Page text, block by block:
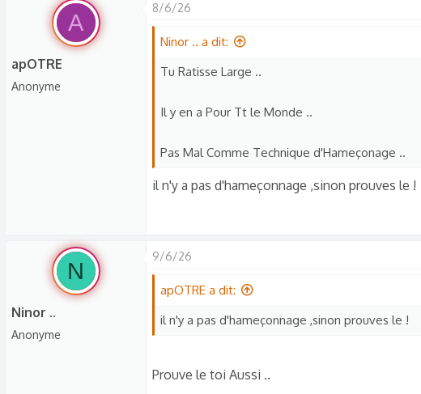
A
apOTRE
Anonyme
8/6/26
Ninor .. a dit:
Tu Ratisse Large ..
Il y en a Pour Tt le Monde ..
Pas Mal Comme Technique d'Hameçonage ..
il n'y a pas d'hameçonnage ,sinon prouves le !
N
Ninor ..
Anonyme
9/6/26
apOTRE a dit:
il n'y a pas d'hameçonnage ,sinon prouves le !
Prouve le toi Aussi ..